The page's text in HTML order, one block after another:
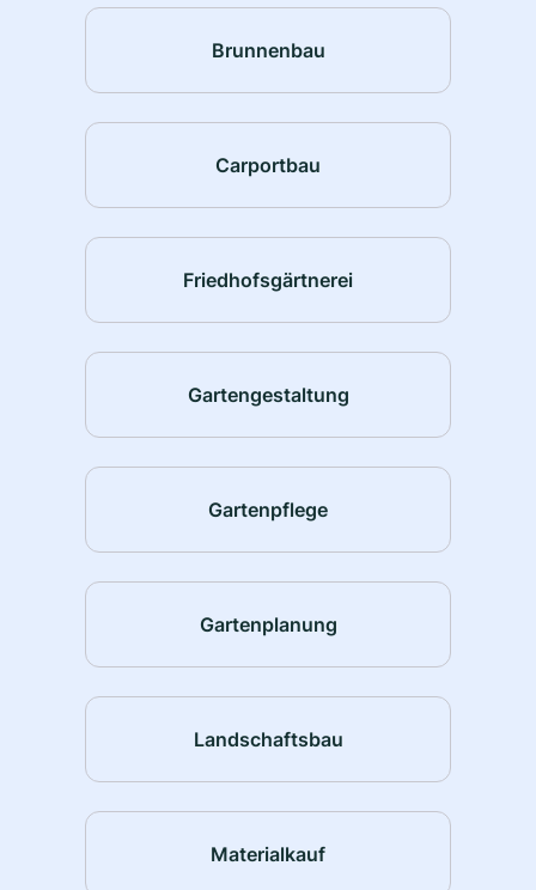
Brunnenbau
Carportbau
Friedhofsgärtnerei
Gartengestaltung
Gartenpflege
Gartenplanung
Landschaftsbau
Materialkauf